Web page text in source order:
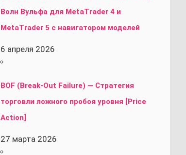
Волн Вульфа для MetaTrader 4 и
MetaTrader 5 с навигатором моделей
6 апреля 2026
BOF (Break-Out Failure) — Стратегия
торговли ложного пробоя уровня [Price
Action]
27 марта 2026